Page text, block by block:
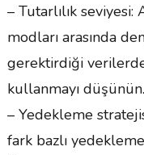
– Tutarlılık seviyesi:
modları arasında
gerektirdiği
kullanmayı düşünün.
– Yedekleme
fark bazlı